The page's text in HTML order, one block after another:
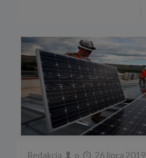
Redakcja o 26 lipca 2019